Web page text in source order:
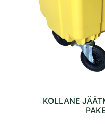
KOLLANE